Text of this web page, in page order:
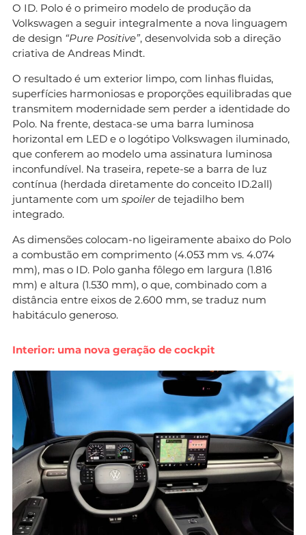
O ID. Polo é o primeiro modelo de produção da
Volkswagen a seguir integralmente a nova linguagem
de design “Pure Positive”, desenvolvida sob a direção
criativa de Andreas Mindt.
O resultado é um exterior limpo, com linhas fluidas,
superfícies harmoniosas e proporções equilibradas que
transmitem modernidade sem perder a identidade do
Polo. Na frente, destaca-se uma barra luminosa
horizontal em LED e o logótipo Volkswagen iluminado,
que conferem ao modelo uma assinatura luminosa
inconfundível. Na traseira, repete-se a barra de luz
contínua (herdada diretamente do conceito ID.2all)
juntamente com um spoilerde tejadilho bem
integrado.
As dimensões colocam-no ligeiramente abaixo do Polo
a combustão em comprimento (4.053 mm vs. 4.074
mm), mas o ID. Polo ganha fôlego em largura (1.816
mm) e altura (1.530 mm), o que, combinado com a
distância entre eixos de 2.600 mm, se traduz num
habitáculo generoso.
Interior: uma nova geração de cockpit